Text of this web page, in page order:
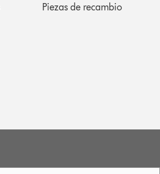
Piezas de recambio